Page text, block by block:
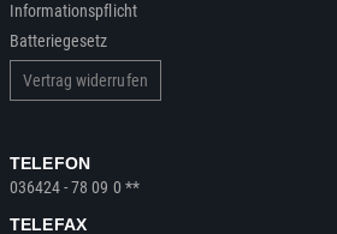
Informationspflicht
Batteriegesetz
Vertrag widerrufen
TELEFON
036424 - 78 09 0 **
TELEFAX